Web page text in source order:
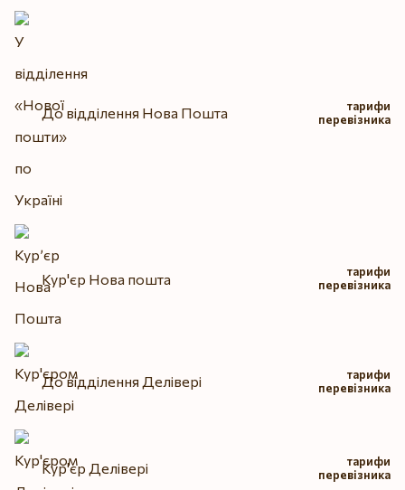
До відділення Нова Пошта
тарифи
перевізника
Кур'єр Нова пошта
тарифи
перевізника
До відділення Делівері
тарифи
перевізника
Кур'єр Делівері
тарифи
перевізника